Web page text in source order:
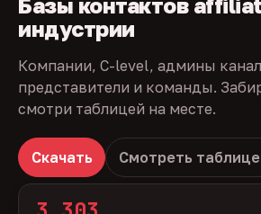
Базы контактов
индустрии
Компании, C-level, админы
представители и команды.
смотри таблицей на месте.
Скачать Смотреть